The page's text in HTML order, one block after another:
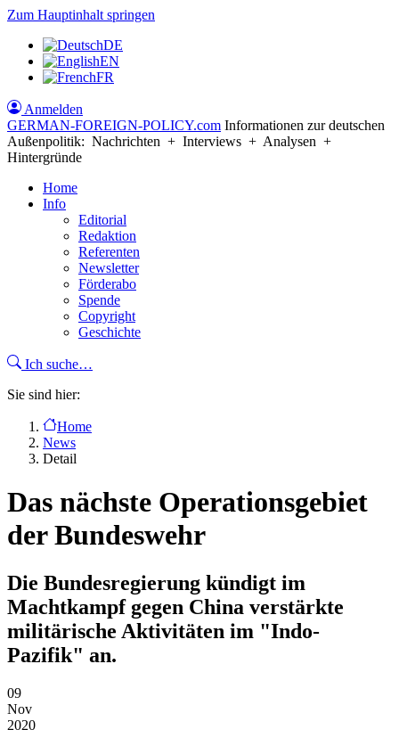
Zum Hauptinhalt springen
DE
EN
FR
Anmelden
GERMAN-FOREIGN-POLICY.com Informationen zur deutschen
Außenpolitik: Nachrichten + Interviews + Analysen +
Hintergründe
Home
Info
Editorial
Redaktion
Referenten
Newsletter
Förderabo
Spende
Copyright
Geschichte
Ich suche…
Sie sind hier:
Home
News
Detail
Das nächste Operationsgebiet
der Bundeswehr
Die Bundesregierung kündigt im
Machtkampf gegen China verstärkte
militärische Aktivitäten im "Indo-
Pazifik" an.
09
Nov
2020